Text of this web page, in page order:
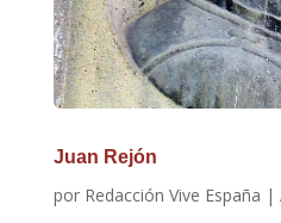
Juan Rejón
por Redacción Vive España |